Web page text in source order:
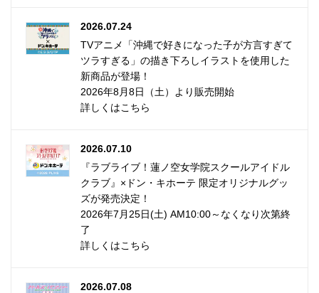
2026.07.24
TVアニメ「沖縄で好きになった子が方言すぎて
ツラすぎる」の描き下ろしイラストを使用した
新商品が登場！
2026年8月8日（土）より販売開始
詳しくはこちら
2026.07.10
『ラブライブ！蓮ノ空女学院スクールアイドル
クラブ』×ドン・キホーテ 限定オリジナルグッ
ズが発売決定！
2026年7月25日(土) AM10:00～なくなり次第終
了
詳しくはこちら
2026.07.08